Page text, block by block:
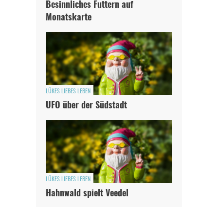
Besinnliches Futtern auf
Monatskarte
LÜKES LIEBES LEBEN
UFO über der Südstadt
LÜKES LIEBES LEBEN
Hahnwald spielt Veedel